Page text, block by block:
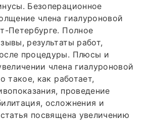
Безоперационное
члена гиалуроновой
Петербурге. Полное
результаты работ,
процедуры. Плюсы и
члена гиалуроновой
такое, как работает,
проведение
осложнения и
посвящена увеличению